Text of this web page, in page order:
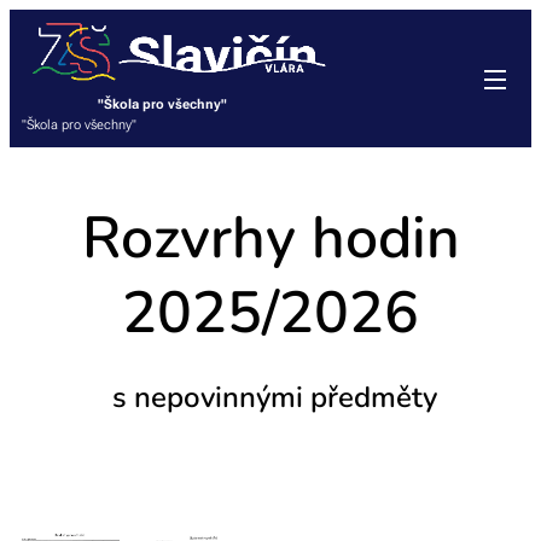
"Škola pro všechny"
"Škola pro všechny"
Rozvrhy hodin
2025/2026
s nepovinnými předměty